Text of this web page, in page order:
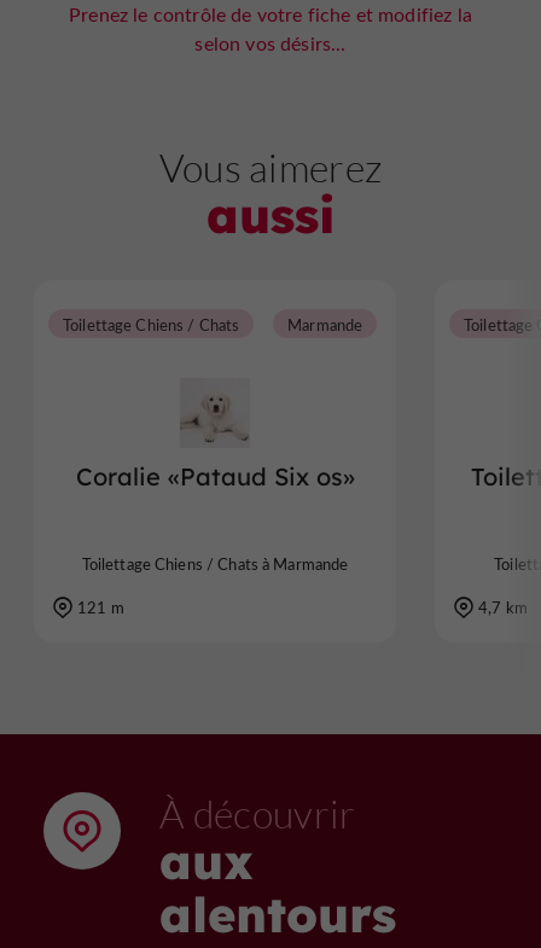
Prenez le contrôle de votre fiche et modifiez la
selon vos désirs...
Vous aimerez
aussi
Coralie «Pataud Six os»
Toilettage Chiens / Chats Marmande
Toilettage Chiens / Chats à Marmande
121 m
Toilettage
4,7 km
À découvrir
aux
alentours